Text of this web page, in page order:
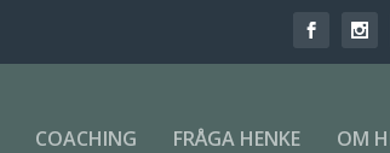
COACHING FRÅGA HENKE OM